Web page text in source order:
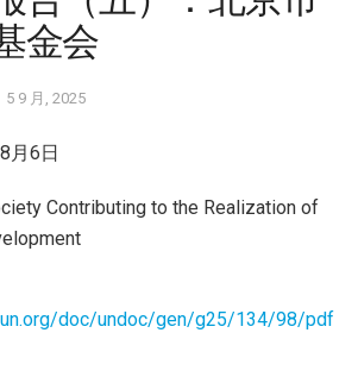
金会
5 9 月, 2025
月6日
Contributing to the Realization of
doc/undoc/gen/g25/134/98/pdf